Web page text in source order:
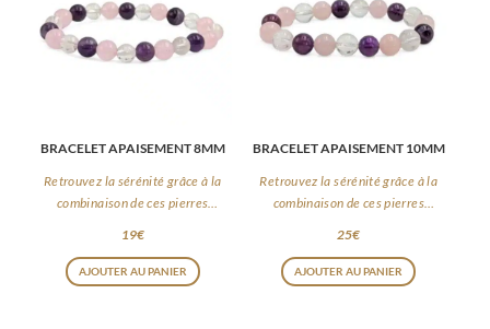
BRACELET APAISEMENT 8MM
Retrouvez la sérénité grâce à la
combinaison de ces pierres
19€
AJOUTER AU PANIER
BRACELET APAISEMENT 10MM
Retrouvez la sérénité grâce à la
combinaison de ces pierres
25€
AJOUTER AU PANIER